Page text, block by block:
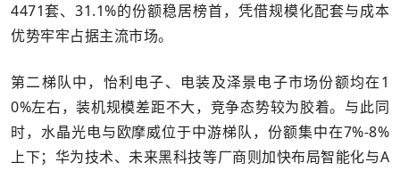
4471套、31.1%的份额稳居榜首，凭借规模化配套与成本
优势牢牢占据主流市场。
第二梯队中，怡利电子、电装及泽景电子市场份额均在1
0%左右，装机规模差距不大，竞争态势较为胶着。与此同
时，水晶光电与欧摩威位于中游梯队，份额集中在7%-8%
上下；华为技术、未来黑科技等厂商则加快布局智能化与A